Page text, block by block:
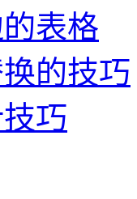
表格
的技巧
巧